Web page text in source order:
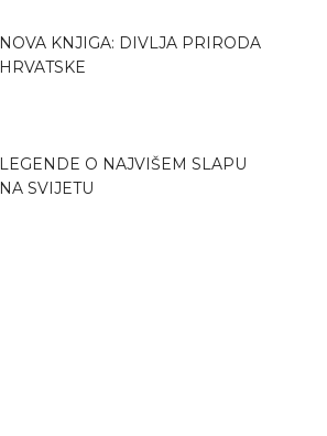
NOVA KNJIGA: DIVLJA PRIRODA
HRVATSKE
LEGENDE O NAJVIŠEM SLAPU
NA SVIJETU